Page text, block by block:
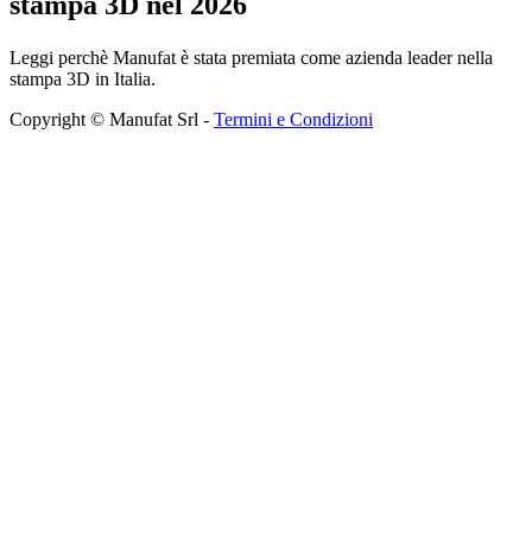
Leggi perchè Manufat è stata premiata come azienda leader nella
stampa 3D in Italia.
Copyright © Manufat Srl - Termini e Condizioni